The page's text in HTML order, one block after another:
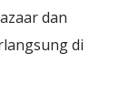
dan
di